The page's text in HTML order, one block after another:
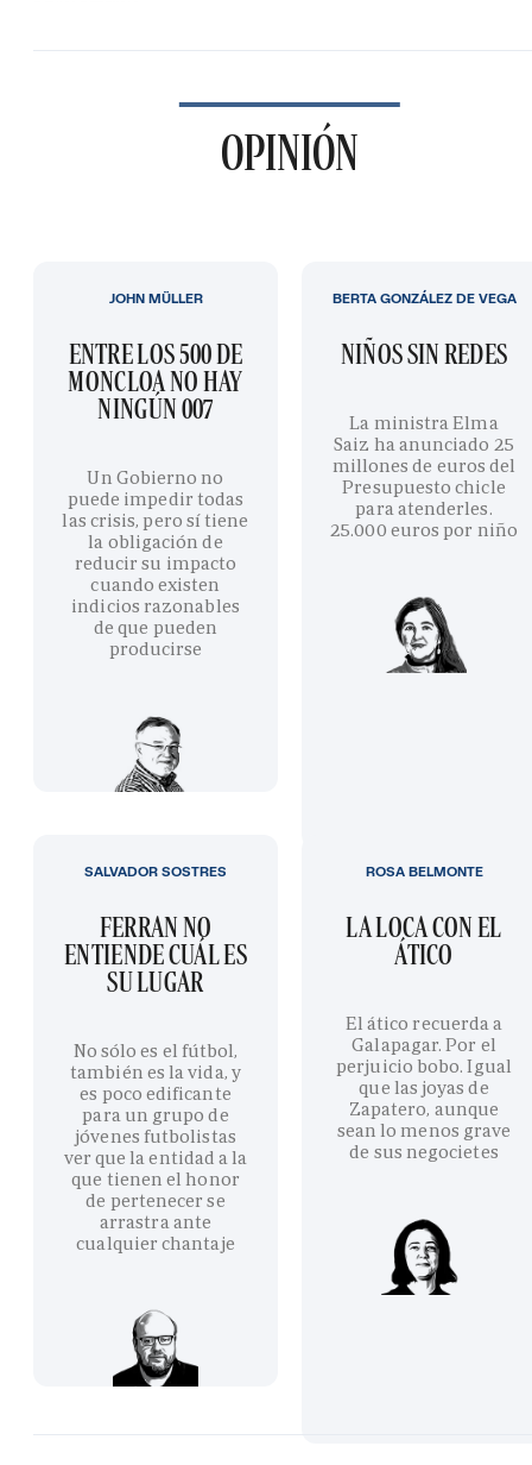
OPINIÓN
ENTRE LOS 500 DE
MONCLOA NO HAY
NINGÚN 007
Un Gobierno no
puede impedir todas
las crisis, pero sí tiene
la obligación de
reducir su impacto
cuando existen
indicios razonables
de que pueden
producirse
JOHN MÜLLER
NIÑOS SIN REDES
La ministra Elma
Saiz ha anunciado 25
millones de euros del
Presupuesto chicle
para atenderles.
25.000 euros por niño
BERTA GONZÁLEZ DE VEGA
FERRAN NO
ENTIENDE CUÁL ES
SU LUGAR
No sólo es el fútbol,
también es la vida, y
es poco edificante
para un grupo de
jóvenes futbolistas
ver que la entidad a la
que tienen el honor
de pertenecer se
arrastra ante
cualquier chantaje
SALVADOR SOSTRES
LA LOCA CON EL
ÁTICO
El ático recuerda a
Galapagar. Por el
perjuicio bobo. Igual
que las joyas de
Zapatero, aunque
sean lo menos grave
de sus negocietes
ROSA BELMONTE